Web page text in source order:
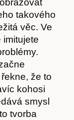
takového
věc. Ve
imitujete
že to
kohosi
smysl
tvorba